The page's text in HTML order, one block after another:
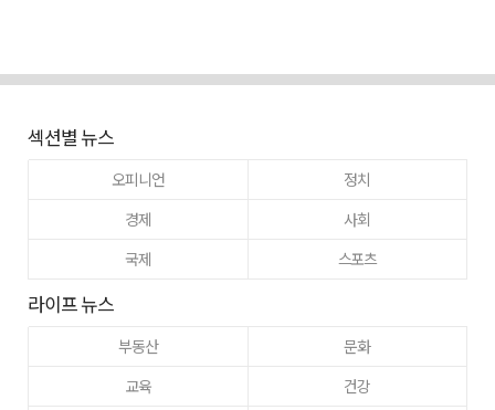
섹션별 뉴스
오피니언
정치
경제
사회
국제
스포츠
라이프 뉴스
부동산
문화
교육
건강